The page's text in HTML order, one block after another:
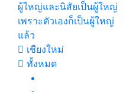
ผู้ใหญ่และนิสัยเป็นผู้ใหญ่
เพราะตัวเองก็เป็นผู้ใหญ่
แล้ว
เชียงใหม่
ทั้งหมด